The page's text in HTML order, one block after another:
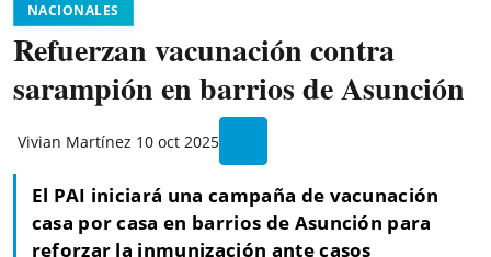
NACIONALES
Refuerzan vacunación contra
sarampión en barrios de Asunción
Vivian Martínez 10 oct 2025
El PAI iniciará una campaña de vacunación
casa por casa en barrios de Asunción para
reforzar la inmunización ante casos